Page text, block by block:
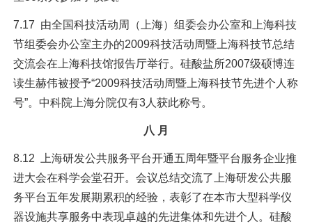
7.17 由全国科技活动周（上海）组委会办公室和上海科技
节组委会办公室主办的2009科技活动周暨上海科技节总结
交流会在上海科技馆报告厅举行。硅酸盐所2007级硕博连
读生赫伟被授予“2009科技活动周暨上海科技节先进个人称
号”。中科院上海分院仅有3人获此称号。
八 月
8.12 上海研发公共服务平台开通五周年暨平台服务企业推
进大会在科学会堂召开。会议总结交流了上海研发公共服
务平台五年发展期累积的经验，表彰了在本市大型科学仪
器设施共享服务中表现卓越的先进集体和先进个人。硅酸